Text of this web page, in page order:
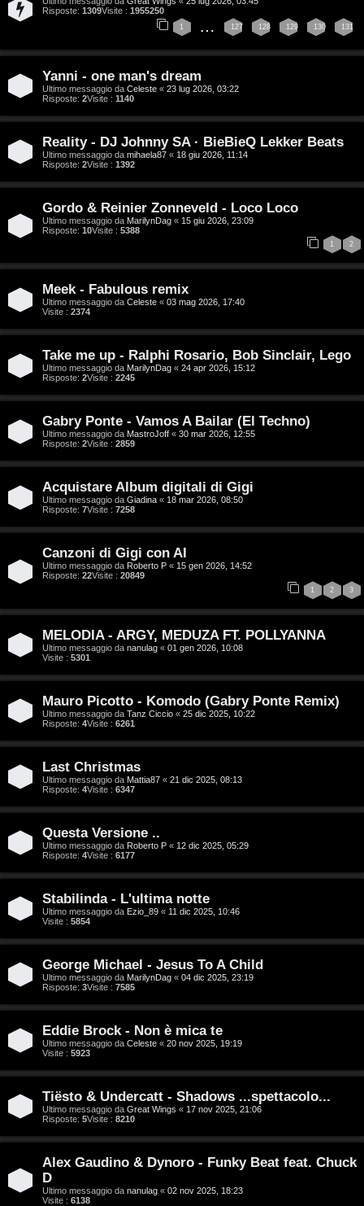
A
r
g
o
m
e
n
t
i
s
e
n
z
a
r
i
s
p
o
s
A
r
g
o
m
e
n
t
i
a
t
i
v
i
C
e
Risposte: 1309Visite : 1955250
1 … 127 128 129 130 131
Yanni - one man's dream
Ultimo messaggio da Celeste « 23 lug 2026, 03:22
Risposte: 2Visite : 1140
Reality - DJ Johnny SA · BieBieQ Lekker Beats
Ultimo messaggio da mihaela87 « 18 giu 2026, 11:14
Risposte: 2Visite : 1392
Gordo & Reinier Zonneveld - Loco Loco
Ultimo messaggio da MarilynDag « 15 giu 2026, 23:09
Risposte: 10Visite : 5388
1 2
Meek - Fabulous remix
Ultimo messaggio da Celeste « 03 mag 2026, 17:40
Visite : 2374
Take me up - Ralphi Rosario, Bob Sinclair, Lego
Ultimo messaggio da MarilynDag « 24 apr 2026, 15:12
Risposte: 2Visite : 2245
Gabry Ponte - Vamos A Bailar (El Techno)
Ultimo messaggio da MastroJoff « 30 mar 2026, 12:55
Risposte: 2Visite : 2859
Acquistare Album digitali di Gigi
Ultimo messaggio da Giadina « 18 mar 2026, 08:50
Risposte: 7Visite : 7258
Canzoni di Gigi con AI
Ultimo messaggio da Roberto P « 15 gen 2026, 14:52
Risposte: 22Visite : 20849
1 2 3
MELODIA - ARGY, MEDUZA FT. POLLYANNA
Ultimo messaggio da nanulag « 01 gen 2026, 10:08
Visite : 5301
Mauro Picotto - Komodo (Gabry Ponte Remix)
Ultimo messaggio da Tanz Ciccio « 25 dic 2025, 10:22
Risposte: 4Visite : 6261
Last Christmas
Ultimo messaggio da Mattia87 « 21 dic 2025, 08:13
Risposte: 4Visite : 6347
Questa Versione ..
Ultimo messaggio da Roberto P « 12 dic 2025, 05:29
Risposte: 4Visite : 6177
Stabilinda - L'ultima notte
Ultimo messaggio da Ezio_89 « 11 dic 2025, 10:46
Visite : 5854
George Michael - Jesus To A Child
Ultimo messaggio da MarilynDag « 04 dic 2025, 23:19
Risposte: 3Visite : 7585
Eddie Brock - Non è mica te
Ultimo messaggio da Celeste « 20 nov 2025, 19:19
Visite : 5923
Tiësto & Undercatt - Shadows ...spettacolo...
Ultimo messaggio da Great Wings « 17 nov 2025, 21:06
Risposte: 5Visite : 8210
Alex Gaudino & Dynoro - Funky Beat feat. Chuck
D
Ultimo messaggio da nanulag « 02 nov 2025, 18:23
Visite : 6138
T
o
p
i
c
A
t
t
i
v
i
G
i
g
i
D
'
A
g
o
s
t
i
n
o
i
n
T
o
u
r
M
u
s
i
c
a
:
C
D
/
V